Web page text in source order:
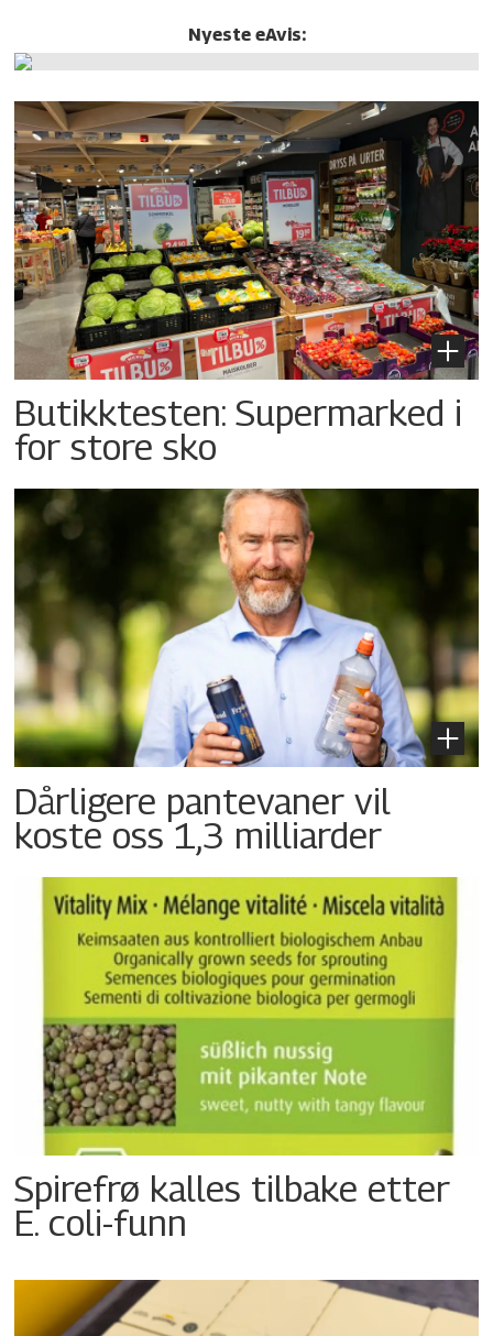
Nyeste eAvis:
Butikktesten: Supermarked i
for store sko
Dårligere pantevaner vil
koste oss 1,3 milliarder
Spirefrø kalles tilbake etter
E. coli-funn